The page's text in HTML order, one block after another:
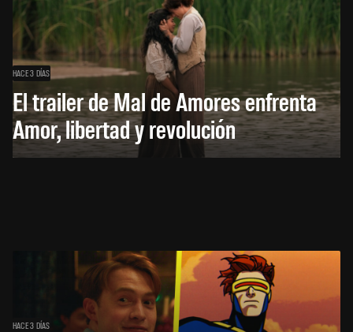
HACE 3 DÍAS
El trailer de Mal de Amores enfrenta
Amor, libertad y revolución
HACE 3 DÍAS